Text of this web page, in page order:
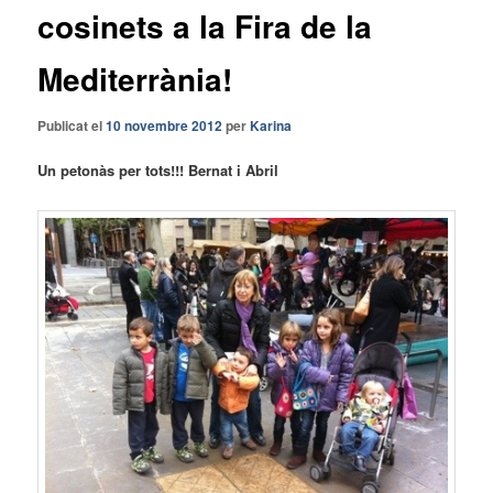
cosinets a la Fira de la
Mediterrània!
Publicat el10 novembre 2012perKarina
Un petonàs per tots!!! Bernat i Abril